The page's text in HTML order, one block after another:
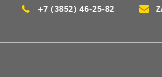
+7 (3852) 46-25-82